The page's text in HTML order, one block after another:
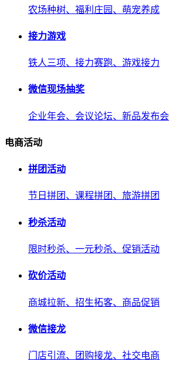
农场种树、福利庄园、萌宠养成
接力游戏
铁人三项、接力赛跑、游戏接力
微信现场抽奖
企业年会、会议论坛、新品发布会
电商活动
拼团活动
节日拼团、课程拼团、旅游拼团
秒杀活动
限时秒杀、一元秒杀、促销活动
砍价活动
商城拉新、招生拓客、商品促销
微信接龙
门店引流、团购接龙、社交电商